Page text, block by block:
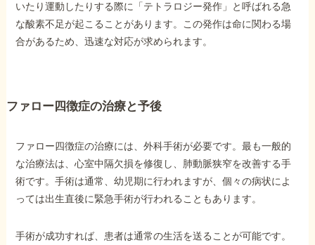
いたり運動したりする際に「テトラロジー発作」と呼ばれる急
な酸素不足が起こることがあります。この発作は命に関わる場
合があるため、迅速な対応が求められます。
ファロー四徴症の治療と予後
ファロー四徴症の治療には、外科手術が必要です。最も一般的
な治療法は、心室中隔欠損を修復し、肺動脈狭窄を改善する手
術です。手術は通常、幼児期に行われますが、個々の病状によ
っては出生直後に緊急手術が行われることもあります。
手術が成功すれば、患者は通常の生活を送ることが可能です。